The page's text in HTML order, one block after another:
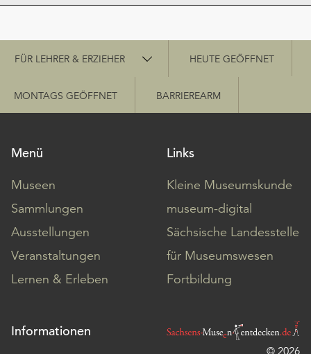
Schnellzugriff
FÜR LEHRER & ERZIEHER HEUTE GEÖFFNET
MONTAGS GEÖFFNET BARRIEREARM
Menü
Museen
Sammlungen
Ausstellungen
Veranstaltungen
Lernen & Erleben
Links
Kleine Museumskunde
museum-digital
Sächsische Landesstelle
für Museumswesen
Fortbildung
Informationen
© 2026